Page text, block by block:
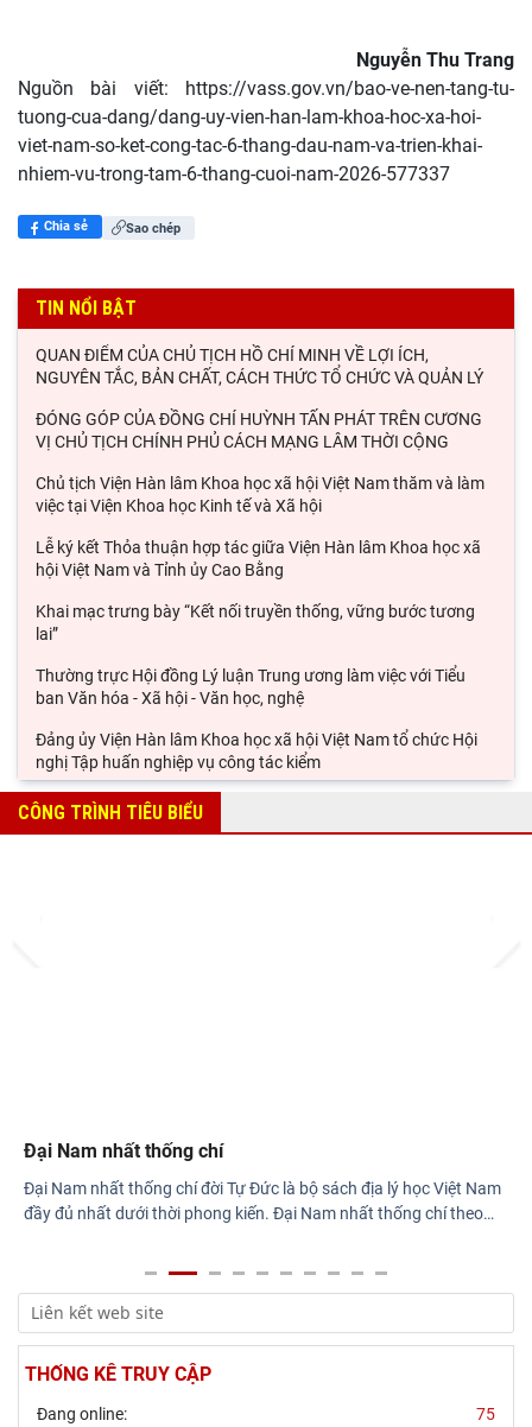
Nguyễn Thu Trang
Nguồn bài viết: https://vass.gov.vn/bao-ve-nen-tang-tu-
tuong-cua-dang/dang-uy-vien-han-lam-khoa-hoc-xa-hoi-
viet-nam-so-ket-cong-tac-6-thang-dau-nam-va-trien-khai-
nhiem-vu-trong-tam-6-thang-cuoi-nam-2026-577337
Chia sẻ Sao chép
TIN NỔI BẬT
QUAN ĐIỂM CỦA CHỦ TỊCH HỒ CHÍ MINH VỀ LỢI ÍCH,
NGUYÊN TẮC, BẢN CHẤT, CÁCH THỨC TỔ CHỨC VÀ QUẢN LÝ
ĐÓNG GÓP CỦA ĐỒNG CHÍ HUỲNH TẤN PHÁT TRÊN CƯƠNG
VỊ CHỦ TỊCH CHÍNH PHỦ CÁCH MẠNG LÂM THỜI CỘNG
Chủ tịch Viện Hàn lâm Khoa học xã hội Việt Nam thăm và làm
việc tại Viện Khoa học Kinh tế và Xã hội
Lễ ký kết Thỏa thuận hợp tác giữa Viện Hàn lâm Khoa học xã
hội Việt Nam và Tỉnh ủy Cao Bằng
Khai mạc trưng bày “Kết nối truyền thống, vững bước tương
lai”
Thường trực Hội đồng Lý luận Trung ương làm việc với Tiểu
ban Văn hóa - Xã hội - Văn học, nghệ
Đảng ủy Viện Hàn lâm Khoa học xã hội Việt Nam tổ chức Hội
nghị Tập huấn nghiệp vụ công tác kiểm
Viện Sử học tham gia Hội thảo khoa học quốc gia "Danh nhân
CÔNG TRÌNH TIÊU BIỂU
Đại Nam nhất thống chí
Đại Nam nhất thống chí đời Tự Đức là bộ sách địa lý học Việt Nam
đầy đủ nhất dưới thời phong kiến. Đại Nam nhất thống chí theo…
THỐNG KÊ TRUY CẬP
Đang online: 75